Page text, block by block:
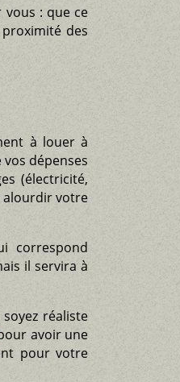
: que ce
des
à louer à
dépenses
(électricité,
alourdir votre
correspond
il servira à
réaliste
avoir une
pour votre